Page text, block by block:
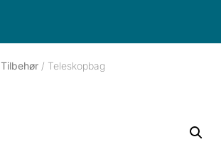
Tilbehør / Teleskopbag